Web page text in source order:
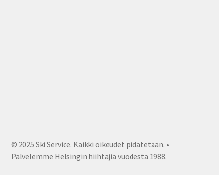
© 2025 Ski Service. Kaikki oikeudet pidätetään. •
Palvelemme Helsingin hiihtäjiä vuodesta 1988.